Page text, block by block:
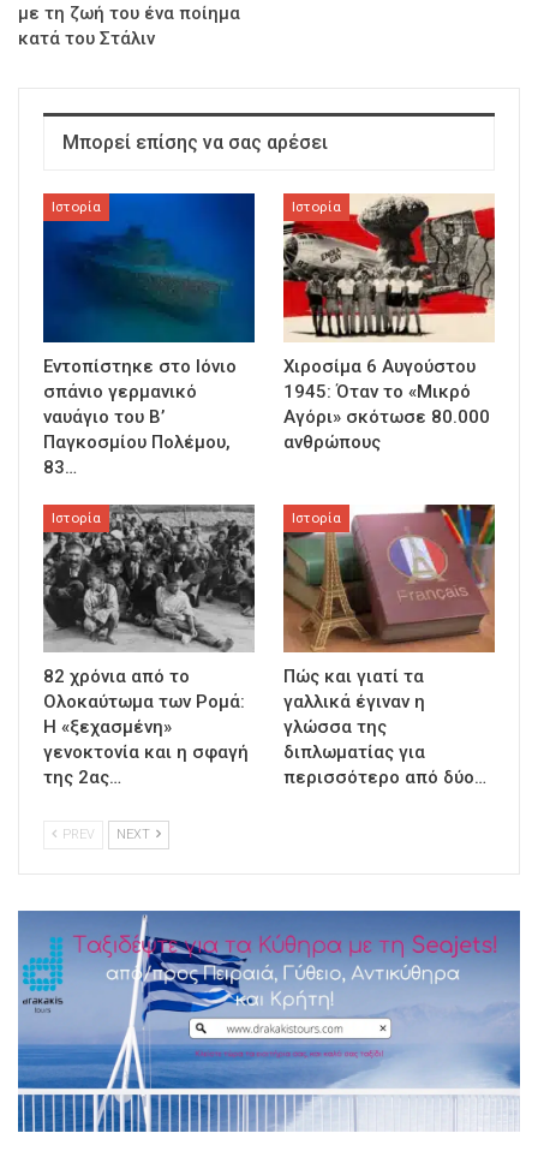
με τη ζωή του ένα ποίημα
κατά του Στάλιν
Μπορεί επίσης να σας αρέσει
Ιστορία
Εντοπίστηκε στο Ιόνιο
σπάνιο γερμανικό
ναυάγιο του Β’
Παγκοσμίου Πολέμου,
83…
Ιστορία
Χιροσίμα 6 Αυγούστου
1945: Όταν το «Μικρό
Αγόρι» σκότωσε 80.000
ανθρώπους
Ιστορία
82 χρόνια από το
Ολοκαύτωμα των Ρομά:
Η «ξεχασμένη»
γενοκτονία και η σφαγή
της 2ας…
Ιστορία
Πώς και γιατί τα
γαλλικά έγιναν η
γλώσσα της
διπλωματίας για
περισσότερο από δύο…
PREV NEXT